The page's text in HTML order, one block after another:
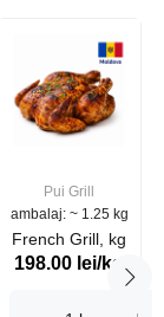
Pui Grill
ambalaj: ~ 1.25 kg
French Grill, kg
198.00 lei/kg